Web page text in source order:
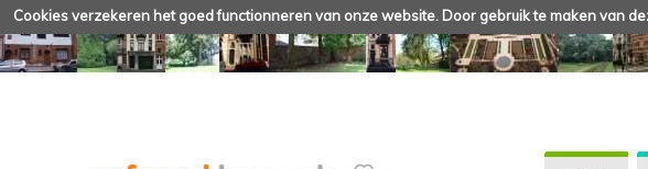
Cookies verzekeren het goed functionneren van onze website. Door gebruik te maken van